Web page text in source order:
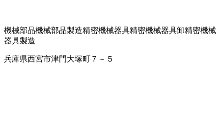
機械部品機械部品製造精密機械器具精密機械器具卸精密機械
器具製造
兵庫県西宮市津門大塚町７－５